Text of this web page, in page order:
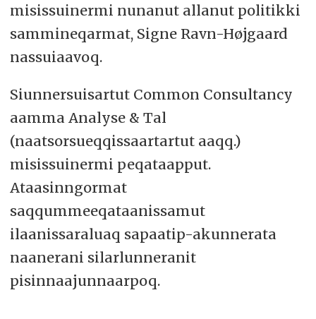
misissuinermi nunanut allanut politikki
sammineqarmat, Signe Ravn-Højgaard
nassuiaavoq.
Siunnersuisartut Common Consultancy
aamma Analyse & Tal
(naatsorsueqqissaartartut aaqq.)
misissuinermi peqataapput.
Ataasinngormat
saqqummeeqataanissamut
ilaanissaraluaq sapaatip-akunnerata
naanerani silarlunneranit
pisinnaajunnaarpoq.